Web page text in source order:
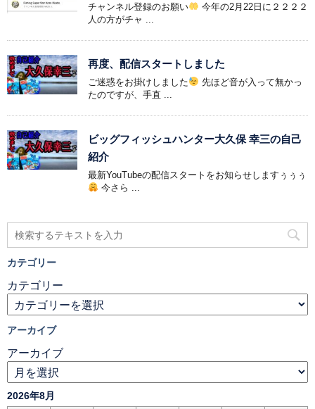
チャンネル登録のお願い
今年の2月22日に２２２２
人の方がチャ ...
再度、配信スタートしました
ご迷惑をお掛けしました
先ほど音が入って無かっ
たのですが、手直 ...
ビッグフィッシュハンター大久保 幸三の自己
紹介
最新YouTubeの配信スタートをお知らせしますぅぅぅ
今さら ...
カテゴリー
カテゴリー
アーカイブ
アーカイブ
2026年8月